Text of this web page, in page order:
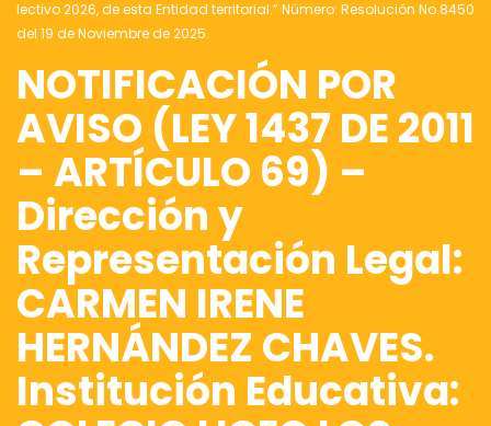
lectivo 2026, de esta Entidad territorial.” Número: Resolución No.8450
del 19 de Noviembre de 2025.
NOTIFICACIÓN POR
AVISO (LEY 1437 DE 2011
– ARTÍCULO 69) –
Dirección y
Representación Legal:
CARMEN IRENE
HERNÁNDEZ CHAVES.
Institución Educativa: